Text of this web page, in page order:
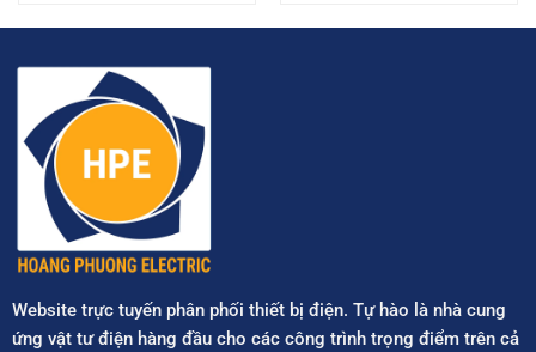
Website trực tuyến phân phối thiết bị điện. Tự hào là nhà cung
ứng vật tư điện hàng đầu cho các công trình trọng điểm trên cả